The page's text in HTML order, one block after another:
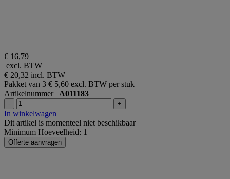
€ 16,79
excl. BTW
€ 20,32 incl. BTW
Pakket van 3 € 5,60 excl. BTW per stuk
Artikelnummer A011183
- +
In winkelwagen
Dit artikel is momenteel niet beschikbaar
Minimum Hoeveelheid: 1
Offerte aanvragen